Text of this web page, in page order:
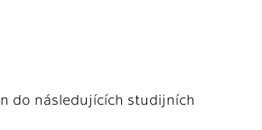
do následujících studijních